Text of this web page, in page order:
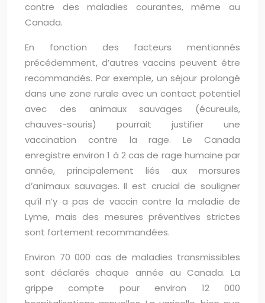
contre des maladies courantes, même au
Canada.
En fonction des facteurs mentionnés
précédemment, d’autres vaccins peuvent être
recommandés. Par exemple, un séjour prolongé
dans une zone rurale avec un contact potentiel
avec des animaux sauvages (écureuils,
chauves-souris) pourrait justifier une
vaccination contre la rage. Le Canada
enregistre environ 1 à 2 cas de rage humaine par
année, principalement liés aux morsures
d’animaux sauvages. Il est crucial de souligner
qu’il n’y a pas de vaccin contre la maladie de
Lyme, mais des mesures préventives strictes
sont fortement recommandées.
Environ 70 000 cas de maladies transmissibles
sont déclarés chaque année au Canada. La
grippe compte pour environ 12 000